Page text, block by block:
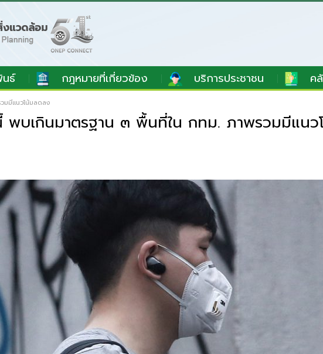
นธ์ กฎหมายที่เกี่ยวข้อง บริการประชาชน ค
มีแนวโน้มลดลง
บเกินมาตรฐาน ๓ พื้นที่ใน กทม. ภาพรวมมีแนว